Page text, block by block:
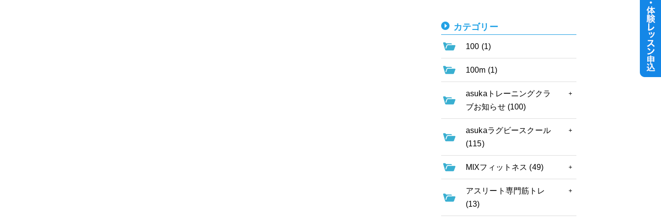
カテゴリー
100 (1)
100m (1)
asukaトレーニングクラ
ブお知らせ (100)
asukaラグビースクール
(115)
MIXフィットネス (49)
アスリート専門筋トレ
(13)